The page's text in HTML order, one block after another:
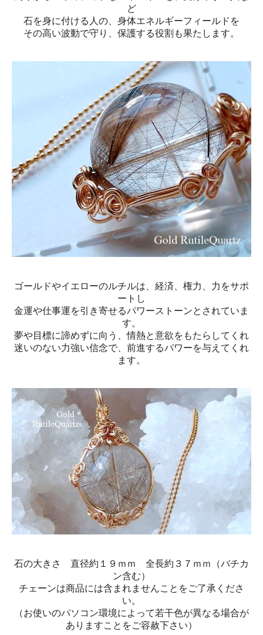
ど
石を身に付ける人の、身体エネルギーフィールドを
その高い波動で守り、保護する役割も果たします。
ゴールドやイエローのルチルは、経済、権力、力をサポ
ートし
金運や仕事運を引き寄せるパワーストーンとされていま
す。
夢や目標に諦めずに向う、情熱と意欲をもたらしてくれ
迷いのない力強い信念で、前進するパワーを与えてくれ
ます。
石の大きさ 直径約１９ｍｍ 全長約３７ｍｍ（バチカ
ン含む）
チェーンは商品には含まれませんことをご了承くださ
い。
（お使いのパソコン環境によって若干色が異なる場合が
ありますことをご容赦下さい）